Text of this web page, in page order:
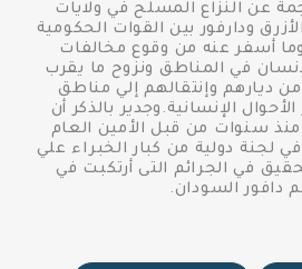
عن النزاع المسلح في ولايات
ودارفور بين القوات الحكومية
أسفر عنه من وقوع مخالفات
في المناطق ونزوح ما يقرب
وإنتقالهم إلي مناطق
الإنسانية.وجدير بالذكر أن
منذ سنوات من قبل الأمين العام
لجنة دولية من كبار الخبراء علي
في الجرائم التى أرتكبت في
دافور السودان.